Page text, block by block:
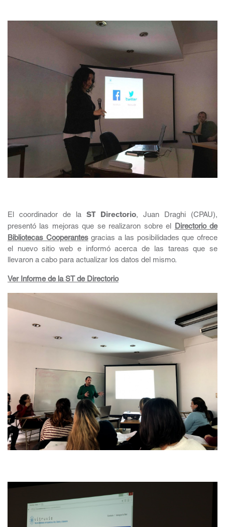
El coordinador de la ST Directorio, Juan Draghi (CPAU),
presentó las mejoras que se realizaron sobre el Directorio de
Bibliotecas Cooperantes gracias a las posibilidades que ofrece
el nuevo sitio web e informó acerca de las tareas que se
llevaron a cabo para actualizar los datos del mismo.
Ver Informe de la ST de Directorio